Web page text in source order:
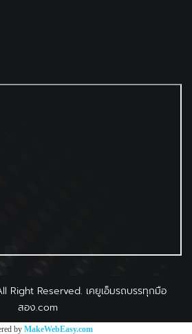
Right Reserved. เคยูเอ็มรถบรรทุกมือ
สอง.com
by MakeWebEasy.com